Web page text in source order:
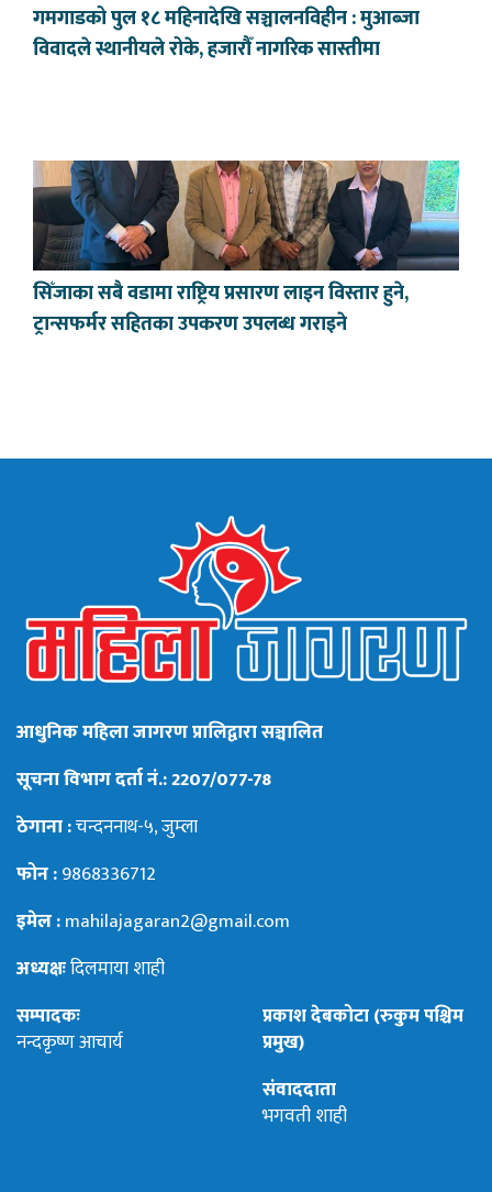
गमगाडको पुल १८ महिनादेखि सञ्चालनविहीन : मुआब्जा
विवादले स्थानीयले रोके, हजारौँ नागरिक सास्तीमा
सिँजाका सबै वडामा राष्ट्रिय प्रसारण लाइन विस्तार हुने,
ट्रान्सफर्मर सहितका उपकरण उपलब्ध गराइने
आधुनिक महिला जागरण प्रालिद्वारा सञ्चालित
सूचना विभाग दर्ता नं.: 2207/077-78
ठेगाना :चन्दननाथ-५, जुम्ला
फोन :9868336712
इमेल :mahilajagaran2@gmail.com
अध्यक्षःदिलमाया शाही
सम्पादकः
नन्दकृष्ण आचार्य
प्रकाश देबकोटा (रुकुम पश्चिम
प्रमुख)
संवाददाता
भगवती शाही